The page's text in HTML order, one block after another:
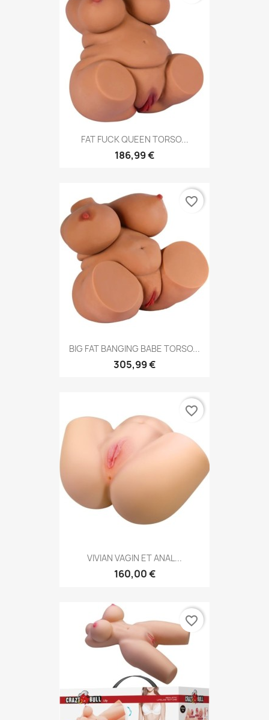
FAT FUCK QUEEN TORSO...
186,99 €
BIG FAT BANGING BABE TORSO...
305,99 €
favorite_border
VIVIAN VAGIN ET ANAL...
160,00 €
favorite_border
favorite_border